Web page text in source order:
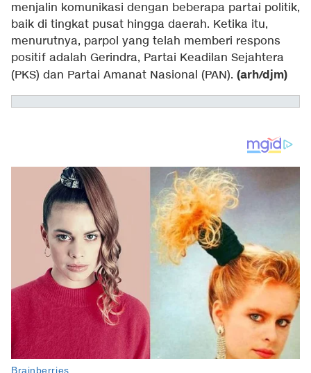
menjalin komunikasi dengan beberapa partai politik,
baik di tingkat pusat hingga daerah. Ketika itu,
menurutnya, parpol yang telah memberi respons
positif adalah Gerindra, Partai Keadilan Sejahtera
(PKS) dan Partai Amanat Nasional (PAN). (arh/djm)